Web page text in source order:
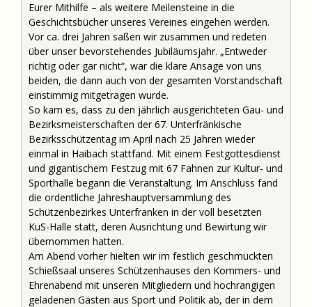
Eurer Mithilfe – als weitere Meilensteine in die
Geschichtsbücher unseres Vereines eingehen werden.
Vor ca. drei Jahren saßen wir zusammen und redeten
über unser bevorstehendes Jubiläumsjahr. „Entweder
richtig oder gar nicht“, war die klare Ansage von uns
beiden, die dann auch von der gesamten Vorstandschaft
einstimmig mitgetragen wurde.
So kam es, dass zu den jährlich ausgerichteten Gau- und
Bezirksmeisterschaften der 67. Unterfränkische
Bezirksschützentag im April nach 25 Jahren wieder
einmal in Haibach stattfand. Mit einem Festgottesdienst
und gigantischem Festzug mit 67 Fahnen zur Kultur- und
Sporthalle begann die Veranstaltung. Im Anschluss fand
die ordentliche Jahreshauptversammlung des
Schützenbezirkes Unterfranken in der voll besetzten
KuS-Halle statt, deren Ausrichtung und Bewirtung wir
übernommen hatten.
Am Abend vorher hielten wir im festlich geschmückten
Schießsaal unseres Schützenhauses den Kommers- und
Ehrenabend mit unseren Mitgliedern und hochrangigen
geladenen Gästen aus Sport und Politik ab, der in dem